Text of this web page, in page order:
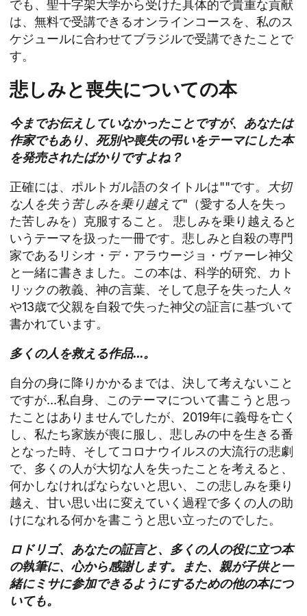
でも、聖十字架大学から受けた具体的で貴重な貢献
は、無料で受講できるオンラインコースを、私のス
ケジュールに合わせてブラジルで受講できたことで
す。
悲しみと喪失についての本
今までお伝えしていなかったことですが、あなたは
作家でもあり、死別や喪失の弔いをテーマにした本
を発売されたばかりですよね？
正確には、ポルトガル語のタイトルは""です。
大切
な人を失う苦しみを乗り越えて"（愛する人を失っ
た苦しみを）克服すること。 悲しみを乗り越えると
いうテーマを扱った一冊です。悲しみと自殺の専門
家であるリシオ・デ・アラウージョ・ヴァーレ神父
と一緒に書きました。この本は、科学的研究、カト
リックの教義、神の言葉、そして息子を失った人々
や13歳で父親を自殺で失った神父の証言に基づいて
書かれています。
多くの人を救える作品...。
自分の身に降りかかるまでは、決して考えないこと
ですが...私自身、このテーマについて書こうと思っ
たことはありませんでしたが、2019年に義母を亡く
し、私たち家族が喪に服し、悲しみの中を生きる番
となった時、そしてコロナウイルスの大流行の悲劇
で、多くの人が大切な人を失ったことを考えると、
何かしなければならないと思い、この悲しみを乗り
越え、甘い思い出に変えていく過程で多くの人の助
けになれる何かを書こうと思い立ったのでした。
ロドリゴ、あなたの証言と、多くの人の役に立つ本
の執筆に、心から感謝します。また、親が子供と一
緒にミサに参加できるようにするための他の本につ
いても。